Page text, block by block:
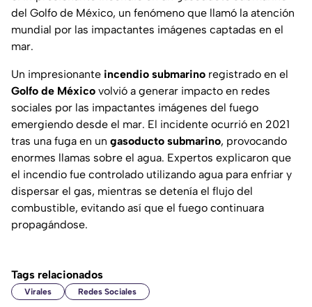
del Golfo de México, un fenómeno que llamó la atención
mundial por las impactantes imágenes captadas en el
mar.
Un impresionante incendio submarino registrado en el
Golfo de México volvió a generar impacto en redes
sociales por las impactantes imágenes del fuego
emergiendo desde el mar. El incidente ocurrió en 2021
tras una fuga en un gasoducto submarino, provocando
enormes llamas sobre el agua. Expertos explicaron que
el incendio fue controlado utilizando agua para enfriar y
dispersar el gas, mientras se detenía el flujo del
combustible, evitando así que el fuego continuara
propagándose.
Tags relacionados
Virales Redes Sociales